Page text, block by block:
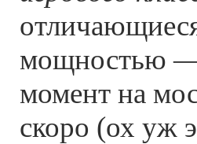
мощностью —
момент на
скоро (ох уж